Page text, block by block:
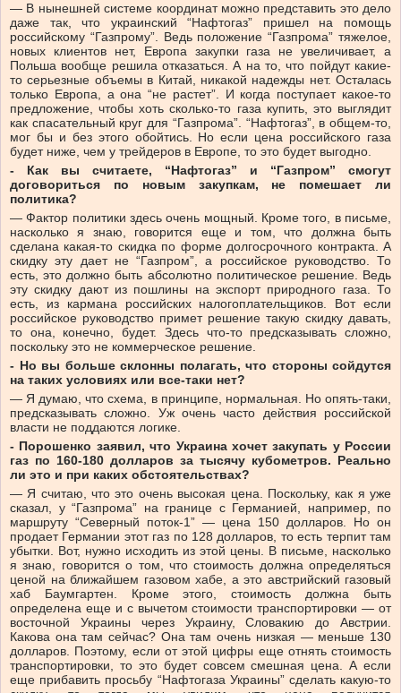
— В нынешней системе координат можно представить это дело
даже так, что украинский “Нафтогаз” пришел на помощь
российскому “Газпрому”. Ведь положение “Газпрома” тяжелое,
новых клиентов нет, Европа закупки газа не увеличивает, а
Польша вообще решила отказаться. А на то, что пойдут какие-
то серьезные объемы в Китай, никакой надежды нет. Осталась
только Европа, а она “не растет”. И когда поступает какое-то
предложение, чтобы хоть сколько-то газа купить, это выглядит
как спасательный круг для “Газпрома”. “Нафтогаз”, в общем-то,
мог бы и без этого обойтись. Но если цена российского газа
будет ниже, чем у трейдеров в Европе, то это будет выгодно.
- Как вы считаете, “Нафтогаз” и “Газпром” смогут
договориться по новым закупкам, не помешает ли
политика?
— Фактор политики здесь очень мощный. Кроме того, в письме,
насколько я знаю, говорится еще и том, что должна быть
сделана какая-то скидка по форме долгосрочного контракта. А
скидку эту дает не “Газпром”, а российское руководство. То
есть, это должно быть абсолютно политическое решение. Ведь
эту скидку дают из пошлины на экспорт природного газа. То
есть, из кармана российских налогоплательщиков. Вот если
российское руководство примет решение такую скидку давать,
то она, конечно, будет. Здесь что-то предсказывать сложно,
поскольку это не коммерческое решение.
- Но вы больше склонны полагать, что стороны сойдутся
на таких условиях или все-таки нет?
— Я думаю, что схема, в принципе, нормальная. Но опять-таки,
предсказывать сложно. Уж очень часто действия российской
власти не поддаются логике.
- Порошенко заявил, что Украина хочет закупать у России
газ по 160-180 долларов за тысячу кубометров. Реально
ли это и при каких обстоятельствах?
— Я считаю, что это очень высокая цена. Поскольку, как я уже
сказал, у “Газпрома” на границе с Германией, например, по
маршруту “Северный поток-1” — цена 150 долларов. Но он
продает Германии этот газ по 128 долларов, то есть терпит там
убытки. Вот, нужно исходить из этой цены. В письме, насколько
я знаю, говорится о том, что стоимость должна определяться
ценой на ближайшем газовом хабе, а это австрийский газовый
хаб Баумгартен. Кроме этого, стоимость должна быть
определена еще и с вычетом стоимости транспортировки — от
восточной Украины через Украину, Словакию до Австрии.
Какова она там сейчас? Она там очень низкая — меньше 130
долларов. Поэтому, если от этой цифры еще отнять стоимость
транспортировки, то это будет совсем смешная цена. А если
еще прибавить просьбу “Нафтогаза Украины” сделать какую-то